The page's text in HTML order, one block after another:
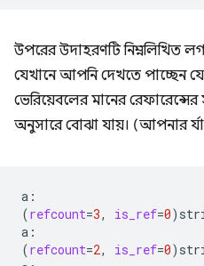
উপরের উদাহরণটি
যেখানে আপনি দেখতে পাচ্ছেন যে
ভেরিয়েবলের মানের রেফারেন্সের
অনুসারে বোঝা যায়। (আপনার
(refcount=3, is_ref=0)
(refcount=2, is_ref=0)